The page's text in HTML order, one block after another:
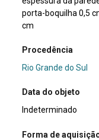
porta-boquilha 0,5
cm
Procedência
Rio Grande do Sul
Data do objeto
Indeterminado
Forma de